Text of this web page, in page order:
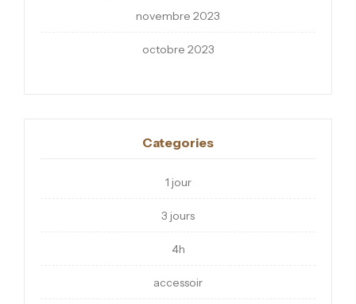
novembre 2023
octobre 2023
Categories
1 jour
3 jours
4h
accessoir